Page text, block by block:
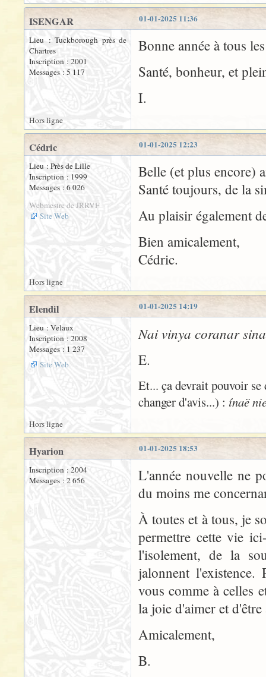
01-01-2025 11:36
ISENGAR
Lieu : Tuckborough près de
Chartres
Inscription : 2001
Messages : 5 117
Bonne année à tous
Santé, bonheur, et
I.
Hors ligne
01-01-2025 12:23
Cédric
Lieu : Près de Lille
Inscription : 1999
Messages : 6 026
Webmestre de JRRVF
Site Web
Belle (et plus encore)
Santé toujours, de la
Au plaisir également
Bien amicalement,
Cédric.
Hors ligne
01-01-2025 14:19
Elendil
Lieu : Velaux
Inscription : 2008
Messages : 1 237
Site Web
Nai vinya coranar
E.
Et... ça devrait pouvoir
changer d'avis...) : ínaë
Hors ligne
01-01-2025 18:53
Hyarion
Inscription : 2004
Messages : 2 656
L'année nouvelle ne
du moins me
À toutes et à tous, je
permettre cette vie
l'isolement, de la
jalonnent
vous comme à celles
la joie d'aimer et
Amicalement,
B.